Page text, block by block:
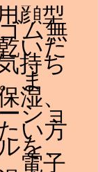
顔型
ム無
いた
持ち
ま
湿、
ショ
い方
を、
電子